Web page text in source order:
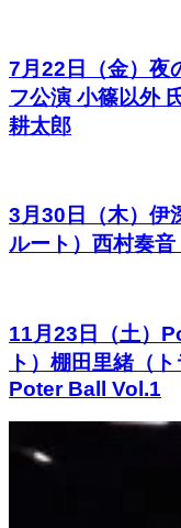
7月22日（金）夜
フ公演 小篠以外
耕太郎
3月30日（木）伊
ルート）西村奏音
11月23日（土）
ト）棚田里緒（
Poter Ball Vol.1